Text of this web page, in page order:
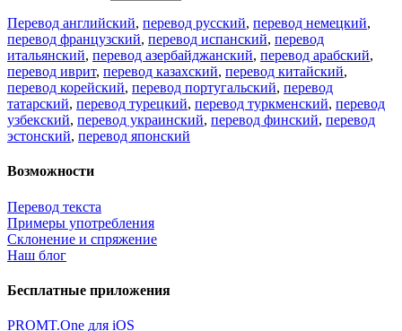
Перевод английский, перевод русский, перевод немецкий,
перевод французский, перевод испанский, перевод
итальянский, перевод азербайджанский, перевод арабский,
перевод иврит, перевод казахский, перевод китайский,
перевод корейский, перевод португальский, перевод
татарский, перевод турецкий, перевод туркменский, перевод
узбекский, перевод украинский, перевод финский, перевод
эстонский, перевод японский
Возможности
Перевод текста
Примеры употребления
Склонение и спряжение
Наш блог
Бесплатные приложения
PROMT.One для iOS